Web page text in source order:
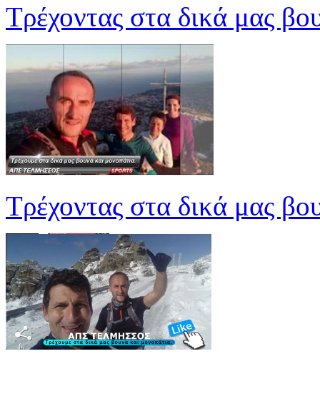
Τρέχοντας στα δικά μας
Τρέχοντας στα δικά μας